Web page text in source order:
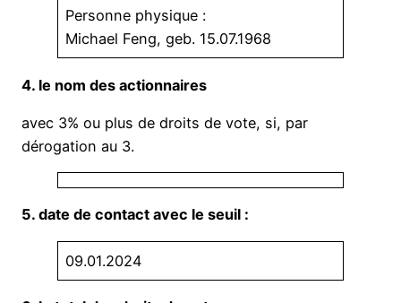
Personne physique :
Michael Feng, geb. 15.07.1968
4. le nom des actionnaires
avec 3% ou plus de droits de vote, si, par
dérogation au 3.
5. date de contact avec le seuil :
09.01.2024